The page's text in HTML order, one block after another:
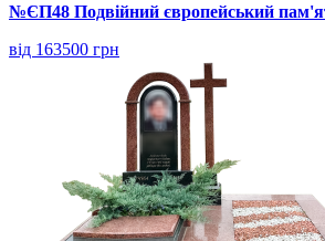
№ЄП48 Подвійний європейський
від 163500 грн